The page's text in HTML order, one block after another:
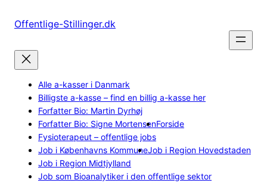
Offentlige-Stillinger.dk
Alle a-kasser i Danmark
Billigste a-kasse – find en billig a-kasse her
Forfatter Bio: Martin Dyrhøj
Forfatter Bio: Signe MortensenForside
Fysioterapeut – offentlige jobs
Job i Københavns KommuneJob i Region Hovedstaden
Job i Region Midtjylland
Job som Bioanalytiker i den offentlige sektor